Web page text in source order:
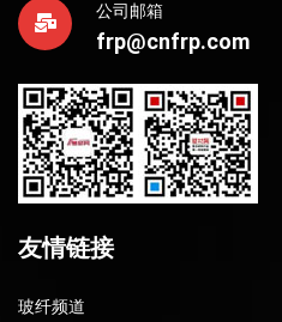
公司邮箱
frp@cnfrp.com
友情链接
玻纤频道